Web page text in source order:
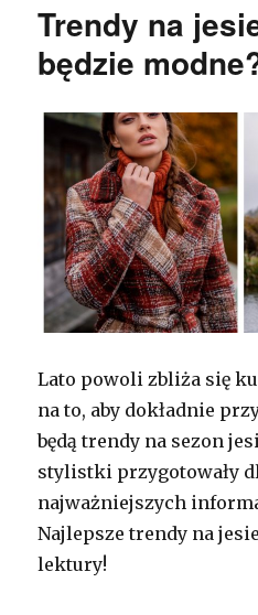
Trendy na
będzie
Lato powoli zbliża się
na to, aby dokładnie
będą trendy na sezon
stylistki przygotowały
najważniejszych
Najlepsze trendy na
lektury!